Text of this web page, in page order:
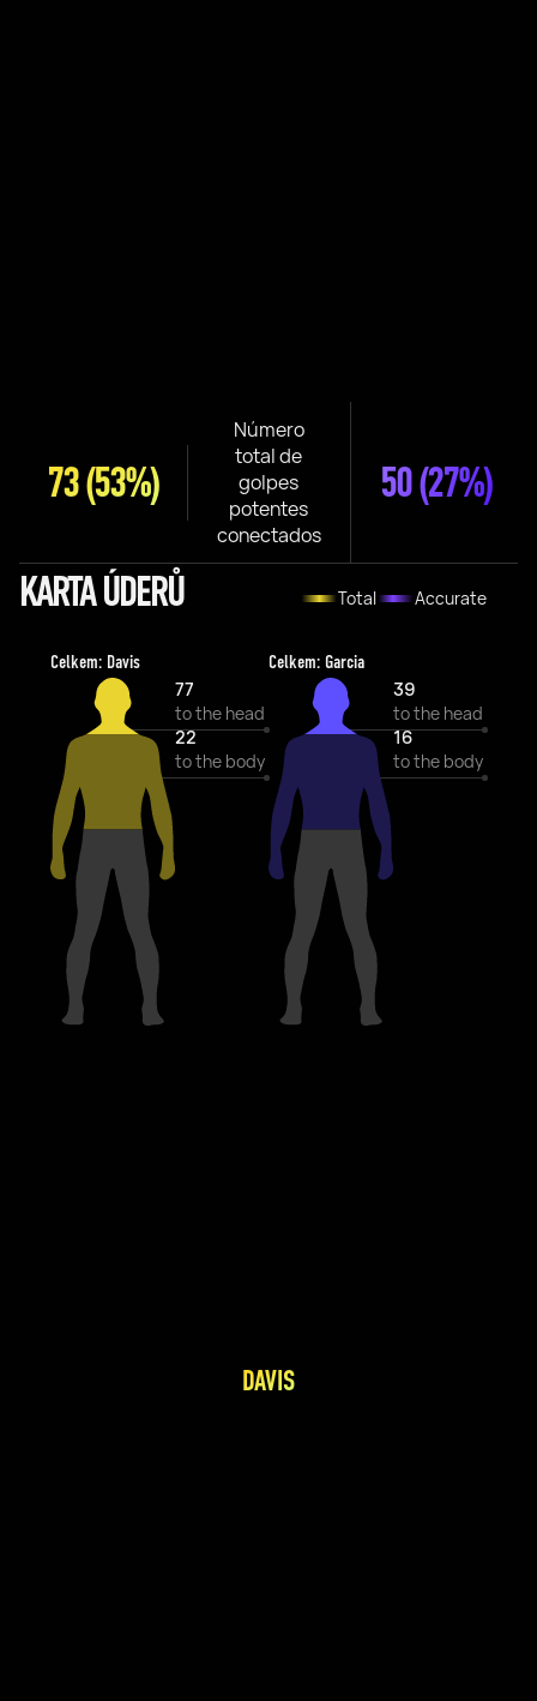
73(53%)
Número
total de
golpes
potentes
conectados
50(27%)
KARTA ÚDERŮ Total Accurate
Celkem: Davis
77
to the head
22
to the body
Celkem: Garcia
39
to the head
16
to the body
DAVIS